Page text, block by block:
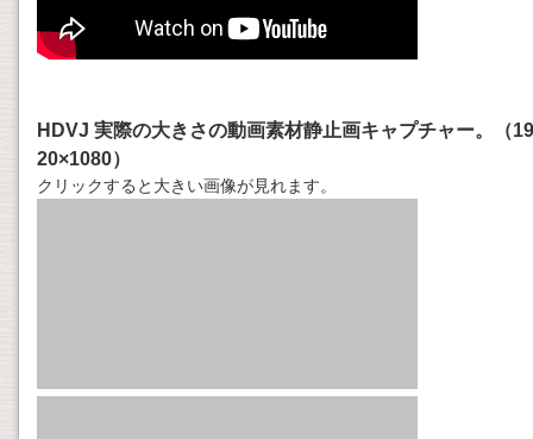
HDVJ 実際の大きさの動画素材静止画キャプチャー。（19
20×1080）
クリックすると大きい画像が見れます。